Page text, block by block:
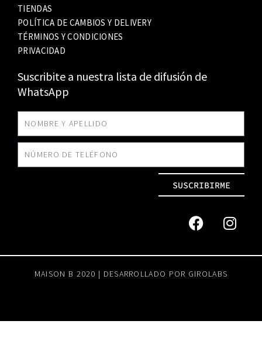
TIENDAS
POLÍTICA DE CAMBIOS Y DELIVERY
TÉRMINOS Y CONDICIONES
PRIVACIDAD
Suscribite a nuestra lista de difusión de
WhatsApp
SUSCRIBIRME
MAISON B 2020 | DESARROLLADO POR GIROLABS